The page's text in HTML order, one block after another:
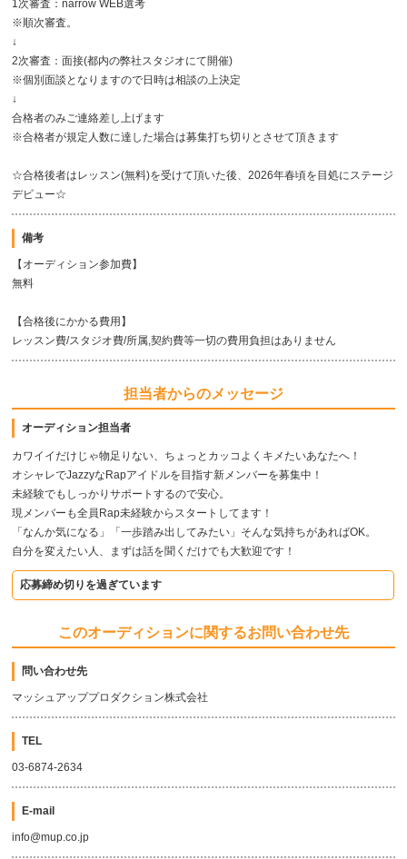
1次審査：narrow WEB選考
※順次審査。
↓
2次審査：面接(都内の弊社スタジオにて開催)
※個別面談となりますので日時は相談の上決定
↓
合格者のみご連絡差し上げます
※合格者が規定人数に達した場合は募集打ち切りとさせて頂きます
☆合格後者はレッスン(無料)を受けて頂いた後、2026年春頃を目処にステージ
デビュー☆
備考
【オーディション参加費】
無料
【合格後にかかる費用】
レッスン費/スタジオ費/所属,契約費等一切の費用負担はありません
担当者からのメッセージ
オーディション担当者
カワイイだけじゃ物足りない、ちょっとカッコよくキメたいあなたへ！
オシャレでJazzyなRapアイドルを目指す新メンバーを募集中！
未経験でもしっかりサポートするので安心。
現メンバーも全員Rap未経験からスタートしてます！
「なんか気になる」「一歩踏み出してみたい」そんな気持ちがあればOK。
自分を変えたい人、まずは話を聞くだけでも大歓迎です！
応募締め切りを過ぎています
このオーディションに関するお問い合わせ先
問い合わせ先
マッシュアッププロダクション株式会社
TEL
03-6874-2634
E-mail
info@mup.co.jp